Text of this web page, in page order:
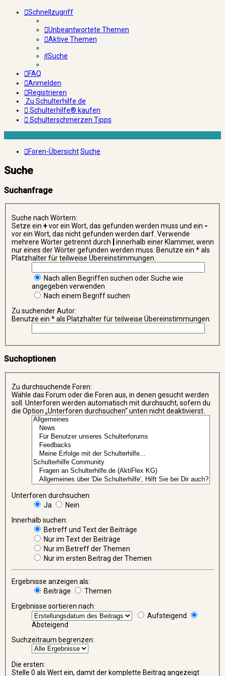
Schnellzugriff
Unbeantwortete Themen
Aktive Themen
Suche
FAQ
Anmelden
Registrieren
Zu Schulterhilfe.de
Schulterhilfe® kaufen
Schulterschmerzen Tipps
Foren-ÜbersichtSuche
Suche
Suchanfrage
Suche nach Wörtern:
Setze ein +vor ein Wort, das gefunden werden muss und ein -
vor ein Wort, das nicht gefunden werden darf. Verwende
mehrere Wörter getrennt durch
innerhalb einer Klammer, wenn
nur eines der Wörter gefunden werden muss. Benutze ein * als
Platzhalter für teilweise Übereinstimmungen.
Nach allen Begriffen suchen oder Suche wie
angegeben verwenden
Nach einem Begriff suchen
Zu suchender Autor:
Benutze ein * als Platzhalter für teilweise Übereinstimmungen.
Suchoptionen
Zu durchsuchende Foren:
Wähle das Forum oder die Foren aus, in denen gesucht werden
soll. Unterforen werden automatisch mit durchsucht, sofern du
die Option „Unterforen durchsuchen“ unten nicht deaktivierst.
Unterforen durchsuchen:
Ja
Nein
Innerhalb suchen:
Betreff und Text der Beiträge
Nur im Text der Beiträge
Nur im Betreff der Themen
Nur im ersten Beitrag der Themen
Ergebnisse anzeigen als:
Beiträge
Themen
Ergebnisse sortieren nach:
Aufsteigend
Absteigend
Suchzeitraum begrenzen:
Die ersten:
Stelle 0 als Wert ein, damit der komplette Beitrag angezeigt